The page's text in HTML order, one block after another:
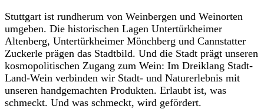
Stuttgart ist rundherum von Weinbergen und Weinorten
umgeben. Die historischen Lagen Untertürkheimer
Altenberg, Untertürkheimer Mönchberg und Cannstatter
Zuckerle prägen das Stadtbild. Und die Stadt prägt unseren
kosmopolitischen Zugang zum Wein: Im Dreiklang Stadt-
Land-Wein verbinden wir Stadt- und Naturerlebnis mit
unseren handgemachten Produkten. Erlaubt ist, was
schmeckt. Und was schmeckt, wird gefördert.